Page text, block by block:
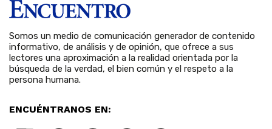
Somos un medio de comunicación generador de contenido
informativo, de análisis y de opinión, que ofrece a sus
lectores una aproximación a la realidad orientada por la
búsqueda de la verdad, el bien común y el respeto a la
persona humana.
ENCUÉNTRANOS EN: